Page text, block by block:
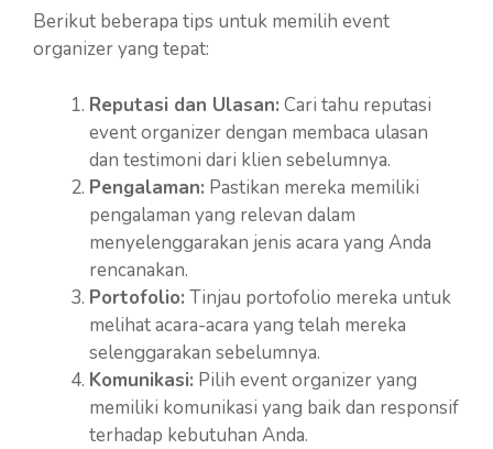
Berikut beberapa tips untuk memilih event
organizer yang tepat:
Reputasi dan Ulasan: Cari tahu reputasi
event organizer dengan membaca ulasan
dan testimoni dari klien sebelumnya.
Pengalaman: Pastikan mereka memiliki
pengalaman yang relevan dalam
menyelenggarakan jenis acara yang Anda
rencanakan.
Portofolio: Tinjau portofolio mereka untuk
melihat acara-acara yang telah mereka
selenggarakan sebelumnya.
Komunikasi: Pilih event organizer yang
memiliki komunikasi yang baik dan responsif
terhadap kebutuhan Anda.